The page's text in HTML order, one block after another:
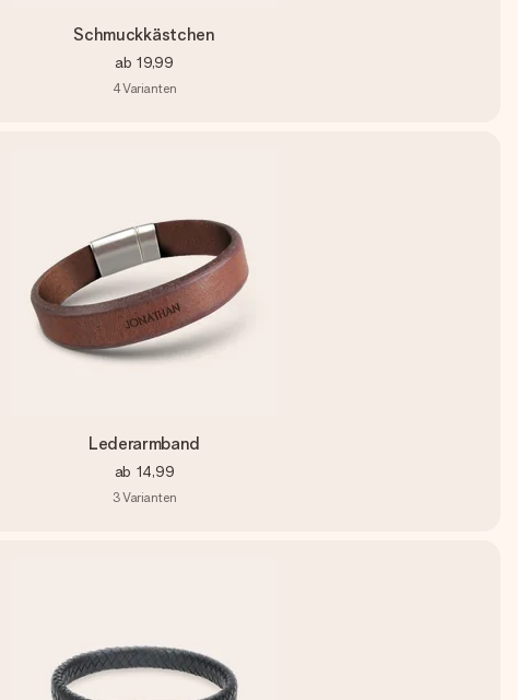
Schmuckkästchen
ab 19,99
4Varianten
Lederarmband
ab 14,99
3Varianten